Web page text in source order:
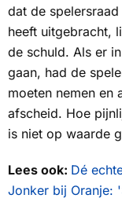
dat de
heeft uitgebracht,
de schuld. Als er
gaan, had de
moeten nemen en
afscheid. Hoe
is niet op waarde
Lees ook: Dé
Jonker bij Oranje: